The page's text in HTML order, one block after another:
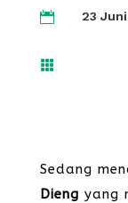
 23

Sedang
Dieng yang